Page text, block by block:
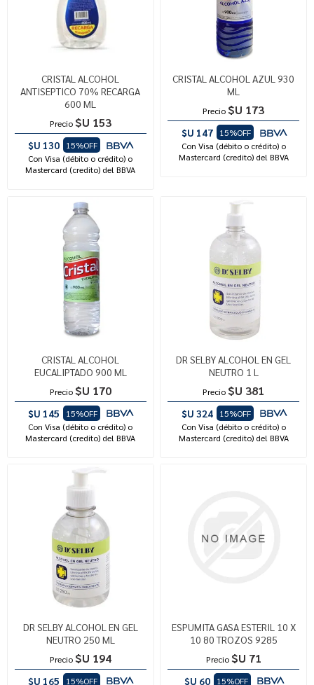
CRISTAL ALCOHOL
ANTISEPTICO 70% RECARGA
600 ML
Precio $U 153
$U 130
15%OFF
Con Visa (débito o crédito) o
Mastercard (credito) del BBVA
CRISTAL ALCOHOL AZUL 930
ML
Precio $U 173
$U 147
15%OFF
Con Visa (débito o crédito) o
Mastercard (credito) del BBVA
CRISTAL ALCOHOL
EUCALIPTADO 900 ML
Precio $U 170
$U 145
15%OFF
Con Visa (débito o crédito) o
Mastercard (credito) del BBVA
DR SELBY ALCOHOL EN GEL
NEUTRO 1 L
Precio $U 381
$U 324
15%OFF
Con Visa (débito o crédito) o
Mastercard (credito) del BBVA
DR SELBY ALCOHOL EN GEL
NEUTRO 250 ML
Precio $U 194
$U 165 15%OFF
ESPUMITA GASA ESTERIL 10 X
10 80 TROZOS 9285
Precio $U 71
$U 60 15%OFF